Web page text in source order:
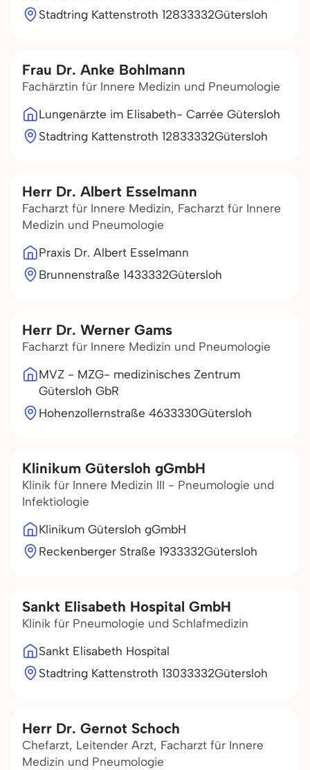
Stadtring Kattenstroth 12833332Gütersloh
Frau Dr. Anke Bohlmann
Fachärztin für Innere Medizin und Pneumologie
Lungenärzte im Elisabeth- Carrée Gütersloh
Stadtring Kattenstroth 12833332Gütersloh
Herr Dr. Albert Esselmann
Facharzt für Innere Medizin, Facharzt für Innere
Medizin und Pneumologie
Praxis Dr. Albert Esselmann
Brunnenstraße 1433332Gütersloh
Herr Dr. Werner Gams
Facharzt für Innere Medizin und Pneumologie
MVZ - MZG- medizinisches Zentrum
Gütersloh GbR
Hohenzollernstraße 4633330Gütersloh
Klinikum Gütersloh gGmbH
Klinik für Innere Medizin III - Pneumologie und
Infektiologie
Klinikum Gütersloh gGmbH
Reckenberger Straße 1933332Gütersloh
Sankt Elisabeth Hospital GmbH
Klinik für Pneumologie und Schlafmedizin
Sankt Elisabeth Hospital
Stadtring Kattenstroth 13033332Gütersloh
Herr Dr. Gernot Schoch
Chefarzt, Leitender Arzt, Facharzt für Innere
Medizin und Pneumologie